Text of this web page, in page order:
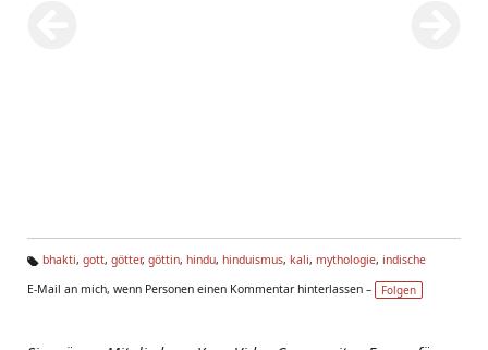
g
bhakti, gott, götter, göttin, hindu, hinduismus, kali, mythologie, indische
E-Mail an mich, wenn Personen einen Kommentar hinterlassen –
Folgen